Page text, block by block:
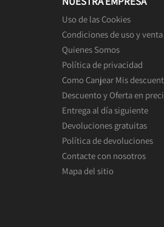
Uso de las Cookies
Condiciones de uso y venta
Quienes Somos
Política de privacidad
Como Canjear Mis
Descuento y Oferta en
Entrega al día siguiente
Devoluciones gratuitas
Política de devoluciones
Contacte con nosotros
Mapa del sitio